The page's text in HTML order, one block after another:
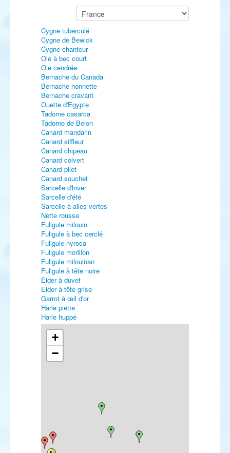
Cygne tuberculé
Cygne de Bewick
Cygne chanteur
Oie à bec court
Oie cendrée
Bernache du Canada
Bernache nonnette
Bernache cravant
Ouette d'Egypte
Tadorne casarca
Tadorne de Belon
Canard mandarin
Canard siffleur
Canard chipeau
Canard colvert
Canard pilet
Canard souchet
Sarcelle d'hiver
Sarcelle d'été
Sarcelle à ailes vertes
Nette rousse
Fuligule milouin
Fuligule à bec cerclé
Fuligule nyroca
Fuligule morillon
Fuligule milouinan
Fuligule à tête noire
Eider à duvet
Eider à tête grise
Garrot à œil d'or
Harle piette
Harle huppé
Harle bièvre
Érismature à tête blanche
Perdrix rouge
Faisan de Colchide
Plongeon arctique
Cormoran pygmée
Butor étoilé
+
−